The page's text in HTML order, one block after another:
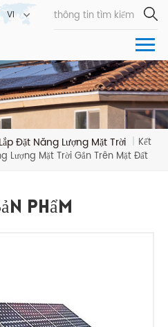
VI
Đặt Năng Lượng Mặt Trời | Kết
Lượng Mặt Trời Gắn Trên Mặt Đất
Phẩm